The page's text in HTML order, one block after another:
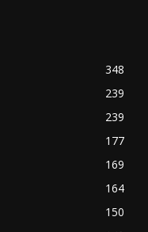
348
239
239
177
169
164
150